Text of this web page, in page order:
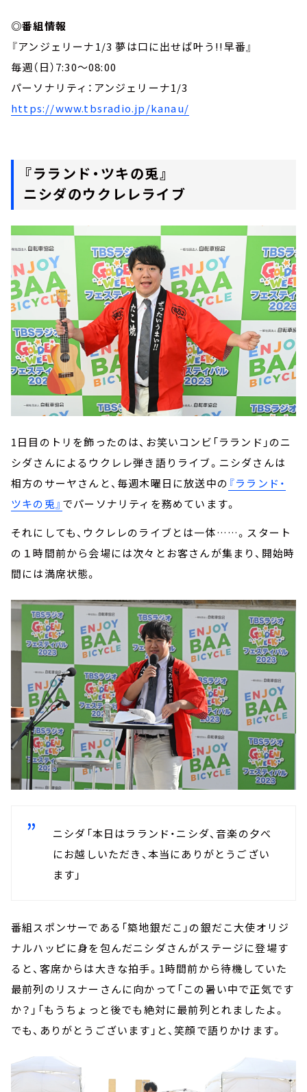
◎番組情報
『アンジェリーナ1/3 夢は口に出せば叶う!!早番』
毎週（日）7:30～08:00
パーソナリティ：アンジェリーナ1/3
https://www.tbsradio.jp/kanau/
『ラランド・ツキの兎』
ニシダのウクレレライブ
1日目のトリを飾ったのは、お笑いコンビ「ラランド」のニ
シダさんによるウクレレ弾き語りライブ。ニシダさんは
相方のサーヤさんと、毎週木曜日に放送中の 『ラランド・
ツキの兎』 でパーソナリティを務めています。
それにしても、ウクレレのライブとは一体……。スタート
の１時間前から会場には次々とお客さんが集まり、開始時
間には満席状態。
ニシダ「本日はラランド・ニシダ、音楽の夕べ
にお越しいただき、本当にありがとうござい
ます」
番組スポンサーである「築地銀だこ」の銀だこ大使オリジ
ナルハッピに身を包んだニシダさんがステージに登場す
ると、客席からは大きな拍手。1時間前から待機していた
最前列のリスナーさんに向かって「この暑い中で正気です
か？」「もうちょっと後でも絶対に最前列とれましたよ。
でも、ありがとうございます」と、笑顔で語りかけます。